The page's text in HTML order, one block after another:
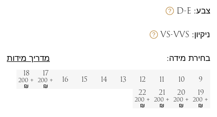
צבע: D-E
ניקיון: VS-VVS
בחירת מידה:
מדריך מידות
9
10
11
12
13
14
15
16
17
+ 200
₪
18
+ 200
₪
19
+ 200
₪
20
+ 200
₪
21
+ 200
₪
22
+ 200
₪